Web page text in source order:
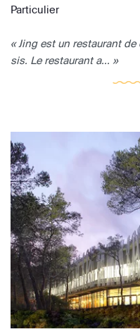
Particulier
« Jing est un restaurant
sis. Le restaurant a... »